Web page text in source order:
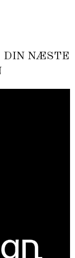
DIN NÆSTE